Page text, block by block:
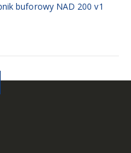
buforowy NAD 200 v1